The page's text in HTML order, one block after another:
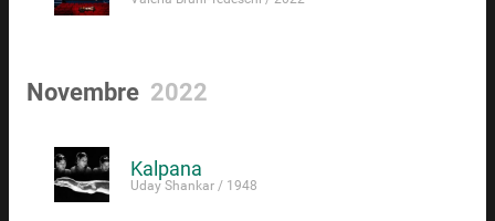
Novembre 2022
Kalpana
Uday Shankar / 1948